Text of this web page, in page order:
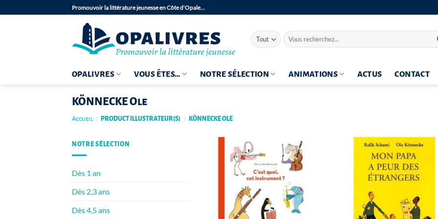
au
Promouvoir la littérature jeunesse en Côte d'Opale…
Recherche
pour :
OPALIVRES VOUS ÊTES… NOTRE SÉLECTION ANIMATIONS ACTUS CONTACT
KÖNNECKE Ole
Accueil / PRODUCT ILLUSTRATEUR(S) / KÖNNECKE OLE
NOTRE SÉLECTION
Dès 1 an
Dès 2,3 ans
Dès 4,5 ans